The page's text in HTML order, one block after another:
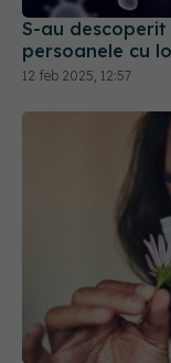
S-au
persoanele cu
12 feb 2025, 12:57